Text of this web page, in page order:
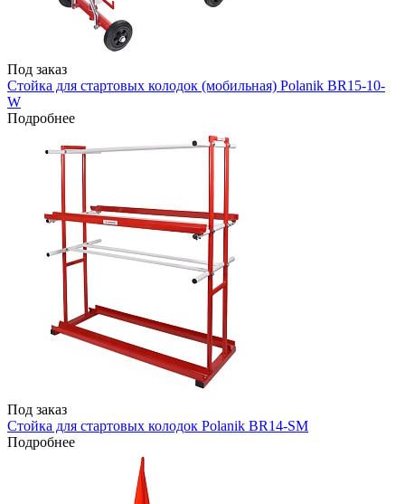
Под заказ
Стойка для стартовых колодок (мобильная) Polanik BR15-10-
W
Подробнее
Под заказ
Стойка для стартовых колодок Polanik BR14-SM
Подробнее